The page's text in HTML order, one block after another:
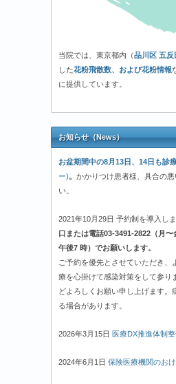
当院では、東京都内（品川区 五反
した花粉飛散数、および花粉情報
に提供しています。
お知らせ（News）
お盆期間中の8月13日、14日も診
ー)。 かかりつけ患者様、具合の
い。
2021年10月29日 予約制を導入しま
口または電話03-3491-2822（月〜
午後7 時）でお願いします。
ご予約を優先とさせていただき、
療を心掛けて感染対策をして参り
どよろしくお願い申し上げます。
る場合があります。
2026年3月15日 医療DX推進体制
2024年6月1日 保険医療機関のお